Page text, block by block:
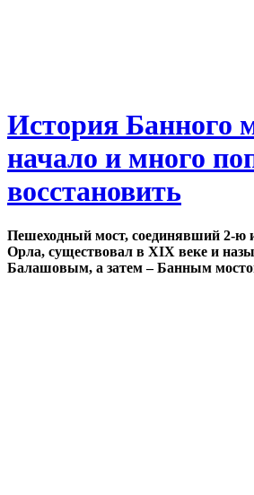
История Банного
начало и много
восстановить
Пешеходный мост, соединявший 2-ю
Орла, существовал в XIX веке и
Балашовым, а затем – Банным